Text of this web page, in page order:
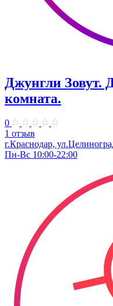
Джунгли Зовут.
комната.
0
1 отзыв
г.Краснодар,
Пн-Вс 10:00-22:00